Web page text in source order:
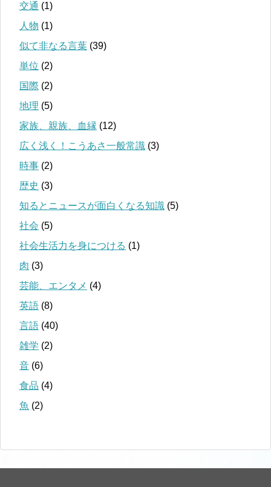
交通 (1)
人物 (1)
似て非なる言葉 (39)
単位 (2)
国際 (2)
地理 (5)
家族、親族、血縁 (12)
広く浅く！こうあさ一般常識 (3)
時事 (2)
歴史 (3)
知るとニュースが面白くなる知識 (5)
社会 (5)
社会生活力を身につける (1)
肉 (3)
芸能、エンタメ (4)
英語 (8)
言語 (40)
雑学 (2)
音 (6)
食品 (4)
魚 (2)